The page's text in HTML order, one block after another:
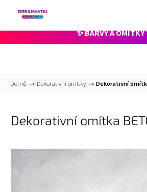
nonstop
✨ BARVY A OMÍTKY
Domů / Dekorativní omítky / Dekorativní
Dekorativní omítka